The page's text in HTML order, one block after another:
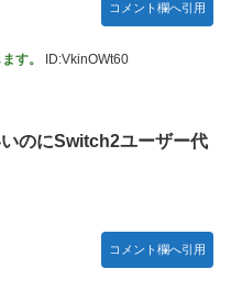
コメント欄へ引用
す。 ID:VkinOWt60
のにSwitch2ユーザー代
コメント欄へ引用